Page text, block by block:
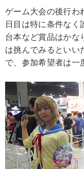
ゲーム大会の後行わ
日目は特に条件なく
台本など賞品はかな
は挑んでみるといい
で、参加希望者は一